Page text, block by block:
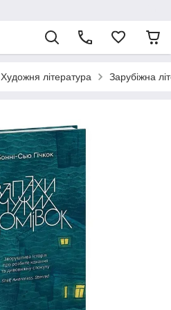
Художня література Зарубіжна